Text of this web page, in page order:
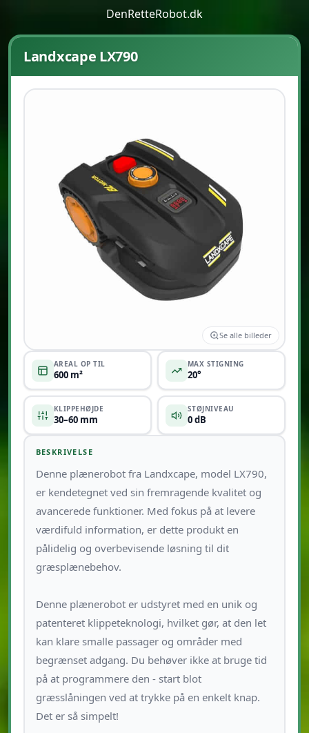
DenRetteRobot.dk
Landxcape LX790
Se alle billeder
AREAL OP TIL
600 m²
MAX STIGNING
20°
KLIPPEHØJDE
30–60 mm
STØJNIVEAU
0 dB
BESKRIVELSE
Denne plænerobot fra Landxcape, model LX790,
er kendetegnet ved sin fremragende kvalitet og
avancerede funktioner. Med fokus på at levere
værdifuld information, er dette produkt en
pålidelig og overbevisende løsning til dit
græsplænebehov.
Denne plænerobot er udstyret med en unik og
patenteret klippeteknologi, hvilket gør, at den let
kan klare smalle passager og områder med
begrænset adgang. Du behøver ikke at bruge tid
på at programmere den - start blot
græsslåningen ved at trykke på en enkelt knap.
Det er så simpelt!